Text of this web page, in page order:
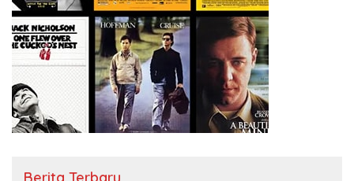
Berita Terbaru